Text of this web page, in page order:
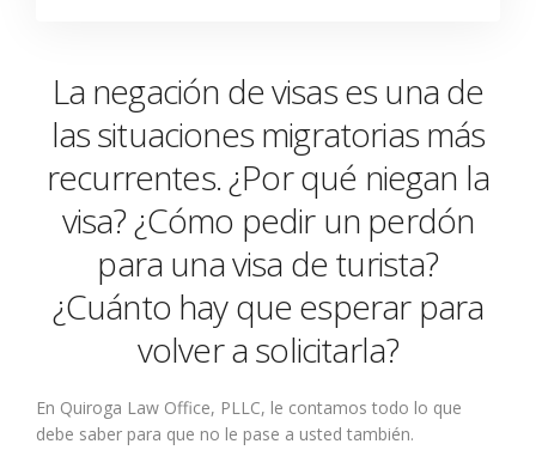
La negación de visas es una de
las situaciones migratorias más
recurrentes. ¿Por qué niegan la
visa? ¿Cómo pedir un perdón
para una visa de turista?
¿Cuánto hay que esperar para
volver a solicitarla?
En Quiroga Law Office, PLLC, le contamos todo lo que
debe saber para que no le pase a usted también.